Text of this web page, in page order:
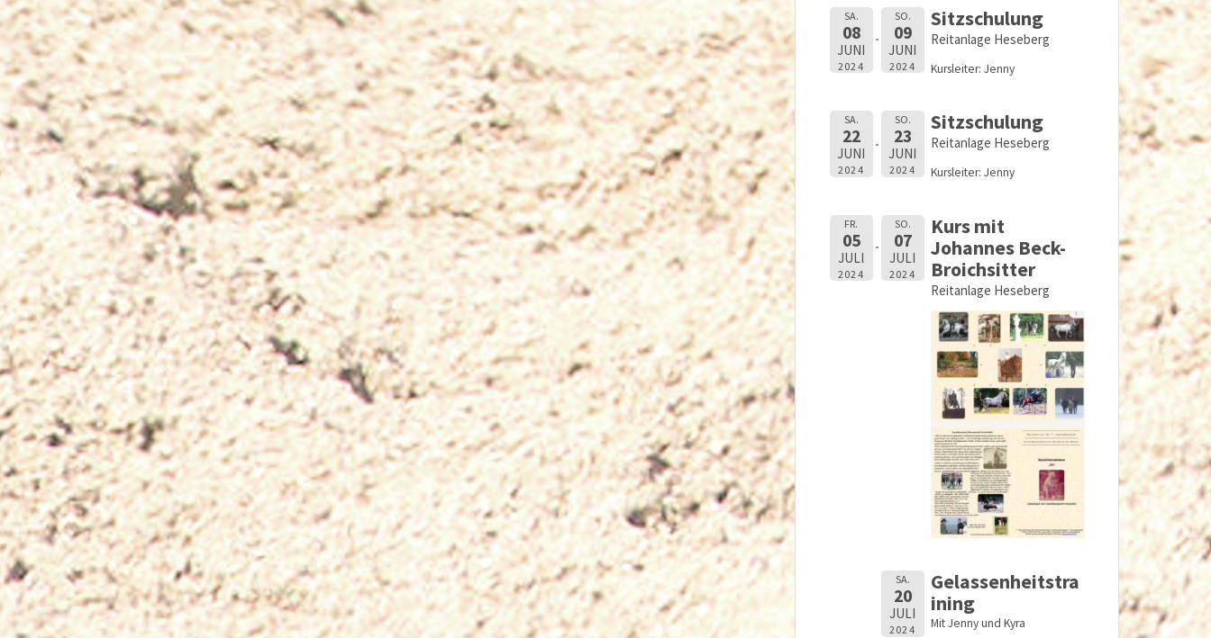
SA.
08
JUNI
2024
SO.
09
JUNI
2024
Sitzschulung
Reitanlage Heseberg
Kursleiter: Jenny
SA.
22
JUNI
2024
SO.
23
JUNI
2024
Sitzschulung
Reitanlage Heseberg
Kursleiter: Jenny
FR.
05
JULI
2024
SO.
07
JULI
2024
Kurs mit
Johannes Beck-
Broichsitter
Reitanlage Heseberg
SA.
20
JULI
2024
Gelassenheitstra
ining
Mit Jenny und Kyra